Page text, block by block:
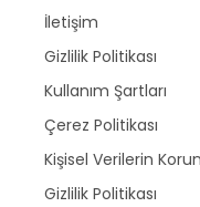
İletişim
Gizlilik Politikası
Kullanım Şartları
Çerez Politikası
Kişisel Verilerin
Gizlilik Politikası